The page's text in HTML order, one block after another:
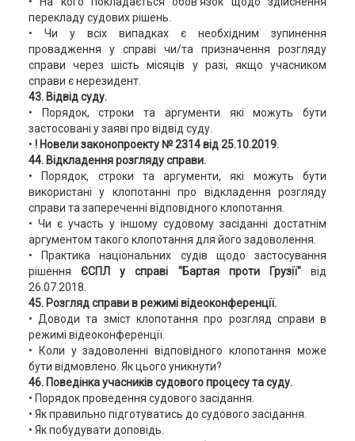
перекладу судових рішень.
• Чи у всіх випадках є необхідним зупинення
провадження у справі чи/та призначення розгляду
справи через шість місяців у разі, якщо учасником
справи є нерезидент.
43. Відвід суду.
• Порядок, строки та аргументи які можуть бути
застосовані у заяві про відвід суду.
• ! Новели законопроекту № 2314 від 25.10.2019.
44. Відкладення розгляду справи.
• Порядок, строки та аргументи, які можуть бути
використані у клопотанні про відкладення розгляду
справи та запереченні відповідного клопотання.
• Чи є участь у іншому судовому засіданні достатнім
аргументом такого клопотання для його задоволення.
• Практика національних судів щодо застосування
рішенняЄСПЛ у справі "Бартая проти Грузії"від
26.07.2018.
45. Розгляд справи в режимі відеоконференції.
• Доводи та зміст клопотання про розгляд справи в
режимі відеоконференції.
• Коли у задоволенні відповідного клопотання може
бути відмовлено. Як цього уникнути?
46. Поведінка учасників судового процесу та суду.
• Порядок проведення судового засідання.
• Як правильно підготуватись до судового засідання.
• Як побудувати доповідь.